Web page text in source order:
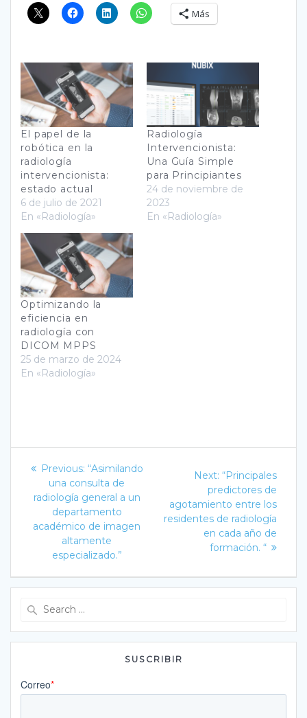
Más
El papel de la
robótica en la
radiología
intervencionista:
estado actual
6 de julio de 2021
En «Radiología»
Radiología
Intervencionista:
Una Guía Simple
para Principiantes
24 de noviembre de
2023
En «Radiología»
Optimizando la
eficiencia en
radiología con
DICOM MPPS
25 de marzo de 2024
En «Radiología»
Navegación
de
entradas
Previous: Previous
post:
“Asimilando
una consulta de
radiología general a un
departamento
académico de imagen
altamente
especializado.”
Next: Next
post:
“Principales
predictores de
agotamiento entre los
residentes de radiología
en cada año de
formación. “
SUSCRIBIR